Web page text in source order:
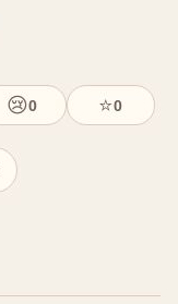
😢0 ⭐0